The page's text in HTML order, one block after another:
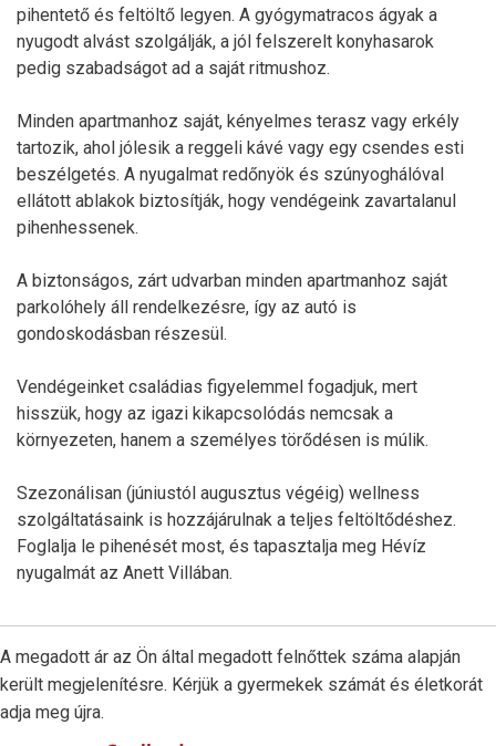
pihentető és feltöltő legyen. A gyógymatracos ágyak a
nyugodt alvást szolgálják, a jól felszerelt konyhasarok
pedig szabadságot ad a saját ritmushoz.
Minden apartmanhoz saját, kényelmes terasz vagy erkély
tartozik, ahol jólesik a reggeli kávé vagy egy csendes esti
beszélgetés. A nyugalmat redőnyök és szúnyoghálóval
ellátott ablakok biztosítják, hogy vendégeink zavartalanul
pihenhessenek.
A biztonságos, zárt udvarban minden apartmanhoz saját
parkolóhely áll rendelkezésre, így az autó is
gondoskodásban részesül.
Vendégeinket családias figyelemmel fogadjuk, mert
hisszük, hogy az igazi kikapcsolódás nemcsak a
környezeten, hanem a személyes törődésen is múlik.
Szezonálisan (júniustól augusztus végéig) wellness
szolgáltatásaink is hozzájárulnak a teljes feltöltődéshez.
Foglalja le pihenését most, és tapasztalja meg Hévíz
nyugalmát az Anett Villában.
A megadott ár az Ön által megadott felnőttek száma alapján
került megjelenítésre. Kérjük a gyermekek számát és életkorát
adja meg újra.